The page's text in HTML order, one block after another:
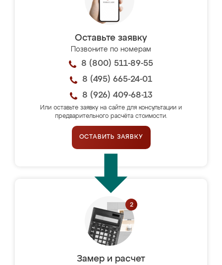
Оставьте заявку
Позвоните по номерам
8 (800) 511-89-55
8 (495) 665-24-01
8 (926) 409-68-13
Или оставьте заявку на сайте для консультации и
предварительного расчёта стоимости.
ОСТАВИТЬ ЗАЯВКУ
Замер и расчет